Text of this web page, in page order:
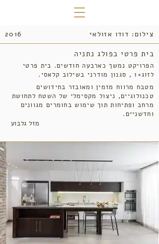
2016 צילום: דודו אזולאי
בית פרטי בפולג נתניה
הפרויקט נמשך כארבעה חודשים. בית פרטי
לזוג+1 , סגנון מודרני בשילוב קלאסי.
מטבח מרווח מזמין ומאובזר בחידושים
טכנולוגיים, ניצול מקסימלי של השטח לתחושת
מרחב ופתיחות תוך שימוש בחומרים מגוונים
וחדשניים.
מזל גלבוע